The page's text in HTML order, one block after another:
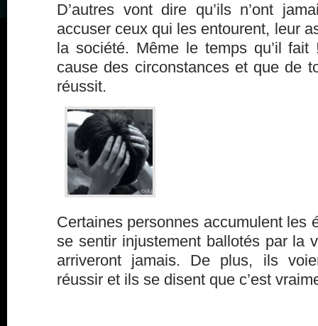
D’autres vont dire qu’ils n’ont
accuser ceux qui les entourent, leur
la société. Même le temps qu’il
cause des circonstances et que de
réussit.
Certaines personnes accumulent les
se sentir injustement ballotés par la
arriveront jamais. De plus, ils
réussir et ils se disent que c’est